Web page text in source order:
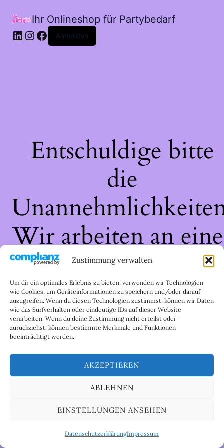
Zustimmung verwalten
Um dir ein optimales Erlebnis zu bieten, verwenden wir Technologien
wie Cookies, um Geräteinformationen zu speichern und/oder darauf
zuzugreifen. Wenn du diesen Technologien zustimmst, können wir Daten
wie das Surfverhalten oder eindeutige IDs auf dieser Website
verarbeiten. Wenn du deine Zustimmung nicht erteilst oder
zurückziehst, können bestimmte Merkmale und Funktionen
beeinträchtigt werden.
AKZEPTIEREN
ABLEHNEN
EINSTELLUNGEN ANSEHEN
DatenschutzerklärungImpressum
Ihr Onlineshop für Partybedarf
LinkedIn
Instagram
Facebook
Anmelden
Entschuldige bitte
die
Wir arbeiten an
großartigen Sache
schau bald wieder
vorbei!